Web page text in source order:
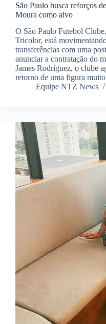
São Paulo busca reforços
Moura como alvo
O São Paulo Futebol
Tricolor, está
transferências com uma
anunciar a contratação do
James Rodríguez, o clube
retorno de uma figura
Equipe NTZ News